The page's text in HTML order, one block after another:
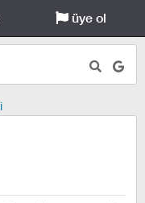
üye ol